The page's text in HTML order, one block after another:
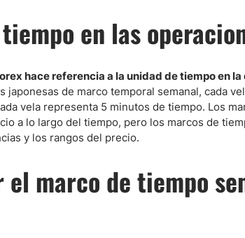
Todos los índices
Mercado Libre (MELI)
Todas las Acciones
en las
hace referencia a la unidad de tiempo en
japonesas de marco temporal semanal, cada
vela representa 5 minutos de tiempo. Los
a lo largo del tiempo, pero los marcos de
y los rangos del precio.
marco de tiempo